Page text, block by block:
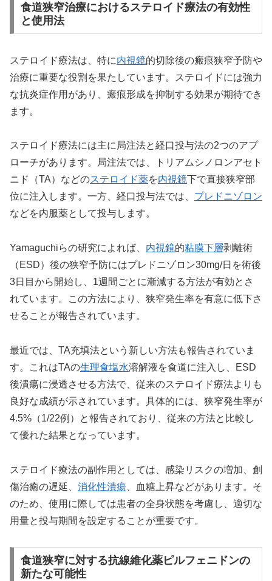
食道狭窄治療におけるステロイド療法の有効性
と使用法
ステロイド療法は、特に内視鏡的切除後の瘢痕狭窄予防や
治療に重要な役割を果たしています。ステロイドには強力
な抗炎症作用があり、瘢痕形成を抑制する効果が期待でき
ます。
ステロイド療法には主に局注法と経口投与法の2つのアプ
ローチがあります。局注法では、トリアムシノロンアセト
ニド（TA）などのステロイド薬を内視鏡下で直接狭窄部
位に注入します。一方、経口投与法では、 プレドニゾロン
などを内服薬として投与します。
Yamaguchiらの研究によれば、 内視鏡的粘膜下層剥離術
（ESD）後の狭窄予防にはプレドニゾロン30mg/日を術後
3日目から開始し、1週間ごとに漸減する方法が有効とさ
れています。この方法により、狭窄発生率を有意に低下さ
せることが報告されています。
最近では、TA充填法という新しい方法も報告されていま
す。これはTAの生理食塩水溶解液を食道に注入し、ESD
後潰瘍に浸透させる方法で、従来のステロイド療法よりも
良好な成績が示されています。具体的には、狭窄発生率が
4.5%（1/22例）と報告されており、従来の方法と比較し
て優れた結果となっています。
ステロイド療法の副作用としては、感染リスクの増加、創
傷治癒の遅延、 消化性潰瘍 、血糖上昇などがあります。そ
のため、使用に際しては患者の全身状態を考慮し、適切な
用量と投与期間を設定することが重要です。
食道狭窄に対する抗線維化薬ピルフェニドンの
新たな可能性